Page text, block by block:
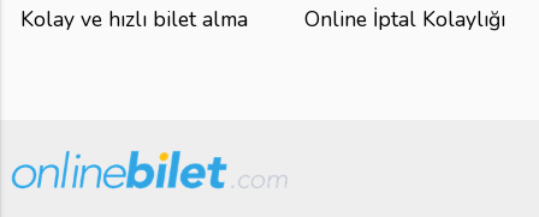
Kolay ve hızlı bilet alma Online İptal Kolaylığı